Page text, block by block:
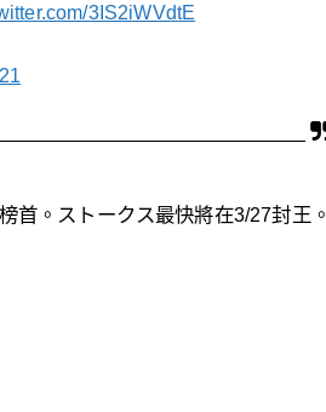
3IS2iWVdtE
首。ストークス最快將在3/27封王。